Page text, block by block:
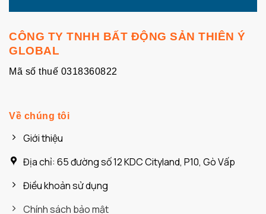
CÔNG TY TNHH BẤT ĐỘNG SẢN THIÊN Ý
GLOBAL
Mã số thuế 0318360822
Về chúng tôi
Giới thiệu
Địa chỉ: 65 đường số 12 KDC Cityland, P10, Gò Vấp
Điều khoản sử dụng
Chính sách bảo mật